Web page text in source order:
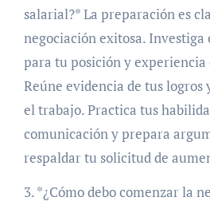
salarial?* La preparación es
negociación exitosa. Investiga
para tu posición y
Reúne evidencia de tus logros
el trabajo. Practica tus
comunicación y prepara
respaldar tu solicitud de
3. *¿Cómo debo comenzar la